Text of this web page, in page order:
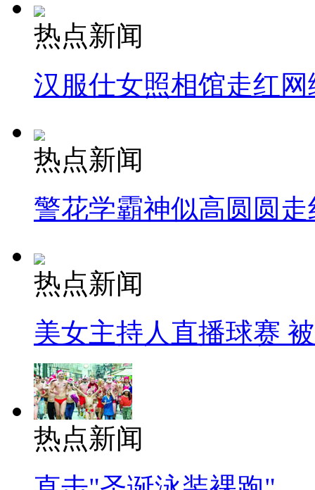
热点新闻
汉服仕女照相馆走红网
热点新闻
警花学霸神似高圆圆走
热点新闻
美女主持人直播球赛
热点新闻